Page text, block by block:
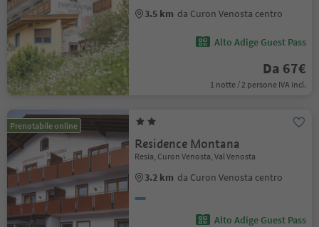
3.5 km da Curon Venosta centro
Alto Adige Guest Pass
Da 67€
1 notte / 2 persone IVA incl.
Prenotabile online
Residence Montana
Resia, Curon Venosta, Val Venosta
3.2 km da Curon Venosta centro
Alto Adige Guest Pass